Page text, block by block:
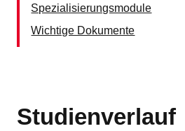
Spezialisierungsmodule
Wichtige Dokumente
Studienverlauf